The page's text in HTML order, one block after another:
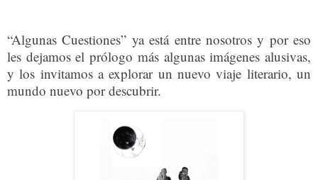
“Algunas Cuestiones” ya está entre nosotros y por eso
les dejamos el prólogo más algunas imágenes alusivas,
y los invitamos a explorar un nuevo viaje literario, un
mundo nuevo por descubrir.